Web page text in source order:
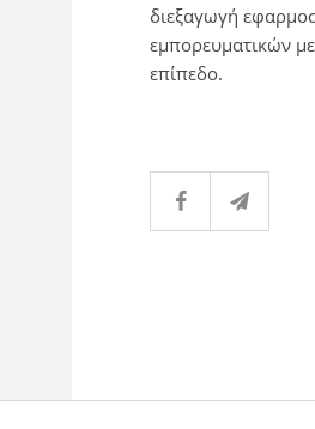
διεξαγωγή
εμπορευματικών
επίπεδο.